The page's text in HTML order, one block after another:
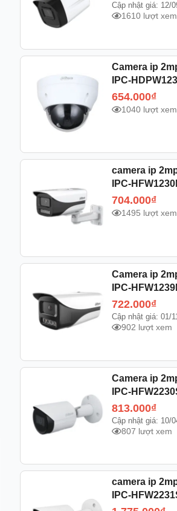
Cập nhật giá: 12/
1610 lượt xem
Camera ip
IPC-
654.000₫
1040 lượt xem
camera ip
IPC-
704.000₫
1495 lượt xem
Camera ip
IPC-
722.000₫
Cập nhật giá: 01/
902 lượt xem
Camera ip
IPC-
813.000₫
Cập nhật giá: 10/
807 lượt xem
camera ip
IPC-